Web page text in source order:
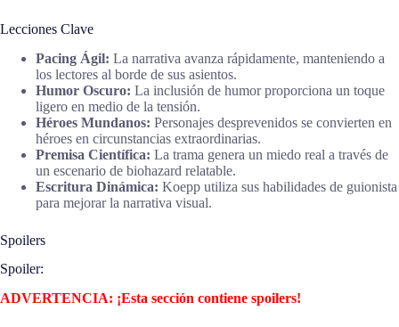
Lecciones Clave
Pacing Ágil: La narrativa avanza rápidamente, manteniendo a
los lectores al borde de sus asientos.
Humor Oscuro: La inclusión de humor proporciona un toque
ligero en medio de la tensión.
Héroes Mundanos: Personajes desprevenidos se convierten en
héroes en circunstancias extraordinarias.
Premisa Científica: La trama genera un miedo real a través de
un escenario de biohazard relatable.
Escritura Dinámica: Koepp utiliza sus habilidades de guionista
para mejorar la narrativa visual.
Spoilers
Spoiler:
ADVERTENCIA: ¡Esta sección contiene spoilers!